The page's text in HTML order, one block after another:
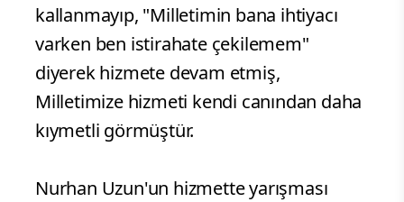
kallanmayıp, "Milletimin bana ihtiyacı
varken ben istirahate çekilemem"
diyerek hizmete devam etmiş,
Milletimize hizmeti kendi canından daha
kıymetli görmüştür.
Nurhan Uzun'un hizmette yarışması